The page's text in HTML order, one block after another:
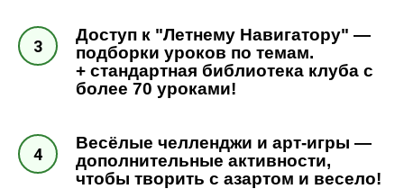
Доступ к "Летнему Навигатору" —
подборки уроков по темам.
+ стандартная библиотека клуба с
более 70 уроками!
Весёлые челленджи и арт-игры —
дополнительные активности,
чтобы творить с азартом и весело!